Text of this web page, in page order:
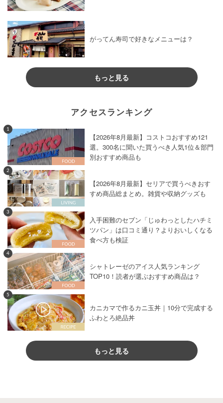
がってん寿司で好きなメニューは？
もっと見る
アクセスランキング
1
【2026年8月最新】コストコおすすめ121
選。300名に聞いた買うべき人気1位＆部門
別おすすめ商品も
2
【2026年8月最新】セリアで買うべきおす
すめ商品総まとめ。雑貨や収納グッズも
3
入手困難のセブン「じゅわっとしたハチミ
ツパン」は口コミ通り？よりおいしくなる
食べ方も検証
4
シャトレーゼのアイス人気ランキング
TOP10！読者が選ぶおすすめ商品は？
5
カニカマで作るカニ玉丼｜10分で完成する
ふわとろ絶品丼
もっと見る